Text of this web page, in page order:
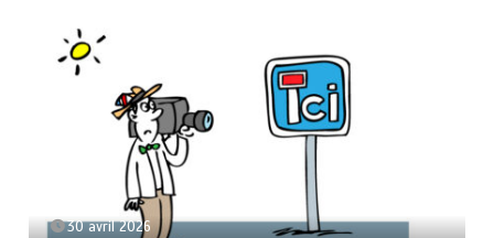
30 avril 2026